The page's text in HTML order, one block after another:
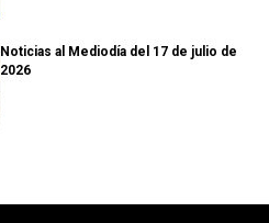
Noticias al Mediodía del 17 de julio de
2026